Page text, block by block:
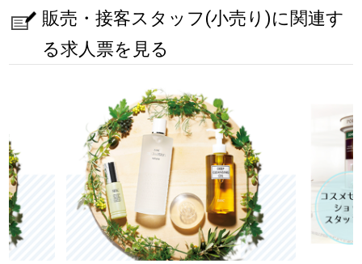
販売・接客スタッフ(小売り)に関連す
る求人票を見る